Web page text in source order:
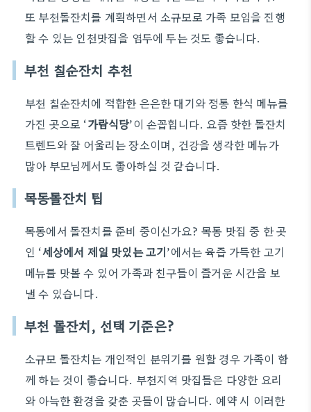
또 부천돌잔치를 계획하면서 소규모로 가족 모임을 진행
할 수 있는 인천맛집을 염두에 두는 것도 좋습니다.
부천 칠순잔치 추천
부천 칠순잔치에 적합한 은은한 대기와 정통 한식 메뉴를
가진 곳으로 ‘가람식당’이 손꼽힙니다. 요즘 핫한 돌잔치
트렌드와 잘 어울리는 장소이며, 건강을 생각한 메뉴가
많아 부모님께서도 좋아하실 것 같습니다.
목동돌잔치 팁
목동에서 돌잔치를 준비 중이신가요? 목동 맛집 중 한 곳
인 ‘세상에서 제일 맛있는 고기’에서는 육즙 가득한 고기
메뉴를 맛볼 수 있어 가족과 친구들이 즐거운 시간을 보
낼 수 있습니다.
부천 돌잔치, 선택 기준은?
소규모 돌잔치는 개인적인 분위기를 원할 경우 가족이 함
께 하는 것이 좋습니다. 부천지역 맛집들은 다양한 요리
와 아늑한 환경을 갖춘 곳들이 많습니다. 예약 시 이러한